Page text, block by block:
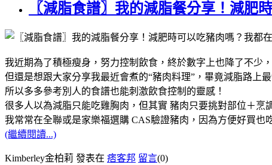
〖減脂食譜〗我的減脂餐分享！減肥
我近期為了積極瘦身，努力控制飲食，終於數字上也降了不少
但還是想跟大家分享我最近會煮的“豬肉料理”，畢竟減脂路上
所以多多參考別人的食譜也能刺激飲食控制的靈感！
很多人以為減脂只能吃雞胸肉，但其實 豬肉只要挑對部位＋烹
我常常在全聯或是家樂福選購 CAS驗證豬肉，因為方便好買
(繼續閱讀...)
Kimberley金柏莉 發表在 痞客邦 留言(0)